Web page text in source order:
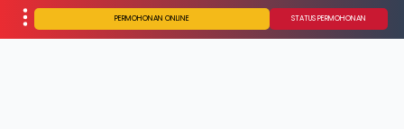
PERMOHONAN ONLINE STATUS PERMOHONAN